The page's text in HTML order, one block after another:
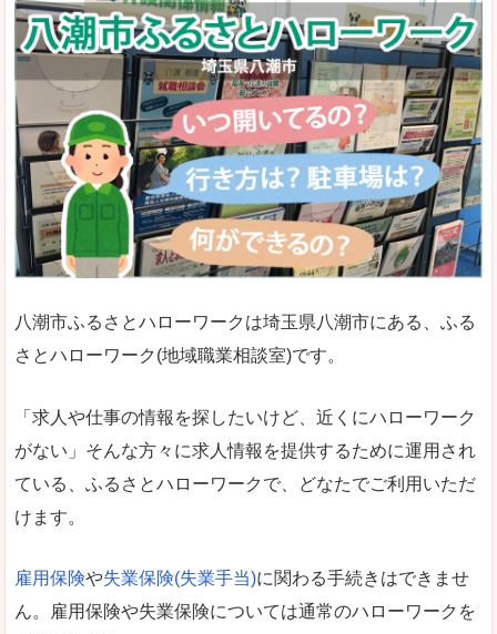
八潮市ふるさとハローワークは埼玉県八潮市にある、ふる
さとハローワーク(地域職業相談室)です。
「求人や仕事の情報を探したいけど、近くにハローワーク
がない」そんな方々に求人情報を提供するために運用され
ている、ふるさとハローワークで、どなたでご利用いただ
けます。
雇用保険や失業保険(失業手当)に関わる手続きはできませ
ん。雇用保険や失業保険については通常のハローワークを